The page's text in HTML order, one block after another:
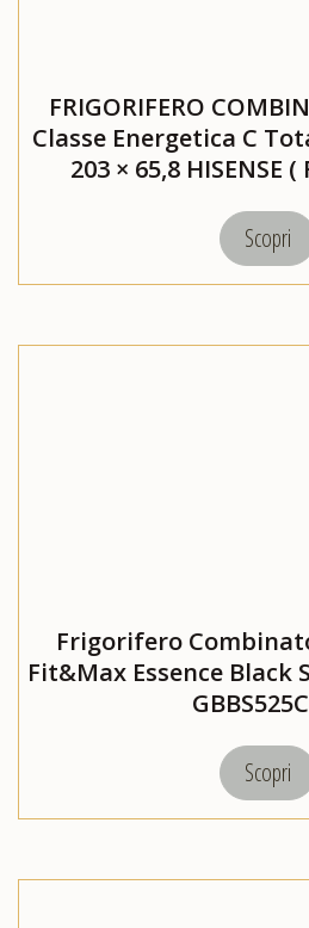
FRIGORIFERO
Classe Energetica C
203 × 65,8 HISENSE (
Scopri
Frigorifero
Fit&Max Essence Black
Scopri